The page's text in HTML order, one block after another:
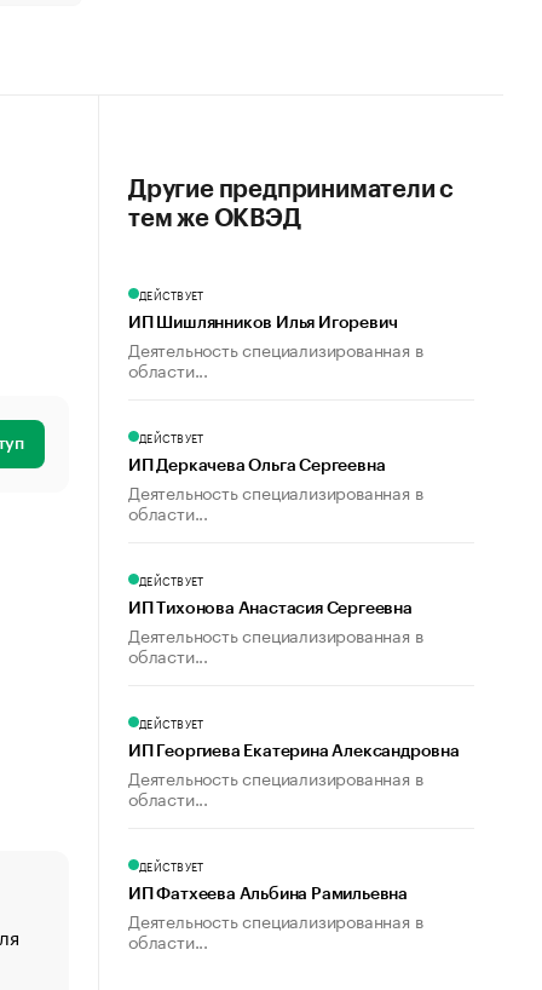
«От спорта тело стареет иначе». Как живет глава
создавшей GTA
Другие предприниматели с
тем же ОКВЭД
ДЕЙСТВУЕТ
ИП Шишлянников Илья Игоревич
Деятельность специализированная в
области...
ДЕЙСТВУЕТ
ИП Деркачева Ольга Сергеевна
Деятельность специализированная в
области...
ДЕЙСТВУЕТ
ИП Тихонова Анастасия Сергеевна
Деятельность специализированная в
области...
ДЕЙСТВУЕТ
ИП Георгиева Екатерина Александровна
Деятельность специализированная в
области...
ДЕЙСТВУЕТ
ИП Фатхеева Альбина Рамильевна
Деятельность специализированная в
области...